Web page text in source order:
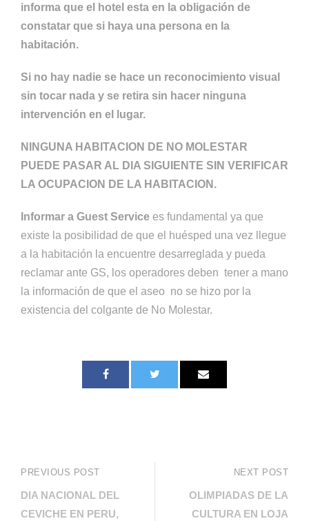
informa que el hotel esta en la obligación de
constatar que si haya una persona en la
habitación.
Si no hay nadie se hace un reconocimiento visual
sin tocar nada y se retira sin hacer ninguna
intervención en el lugar.
NINGUNA HABITACION DE NO MOLESTAR
PUEDE PASAR AL DIA SIGUIENTE SIN VERIFICAR
LA OCUPACION DE LA HABITACION.
Informar a Guest Service es fundamental ya que
existe la posibilidad de que el huésped una vez llegue
a la habitación la encuentre desarreglada y pueda
reclamar ante GS, los operadores deben tener a mano
la información de que el aseo no se hizo por la
existencia del colgante de No Molestar.
PREVIOUS POST
DIA NACIONAL DEL
CEVICHE EN PERU,
NEXT POST
OLIMPIADAS DE LA
CULTURA EN LOJA